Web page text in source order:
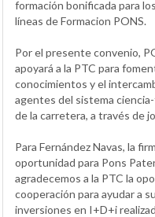
formación bonificada para
líneas de Formacion PONS.
Por el presente convenio,
apoyará a la PTC para
conocimientos y el
agentes del sistema
de la carretera, a través de
Para Fernández Navas, la
oportunidad para Pons
agradecemos a la PTC la
cooperación para ayudar a
inversiones en I+D+i